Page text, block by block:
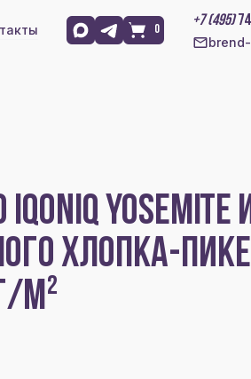
0
+7 (495)
YOSEMITE
ХЛОПКА-
М²